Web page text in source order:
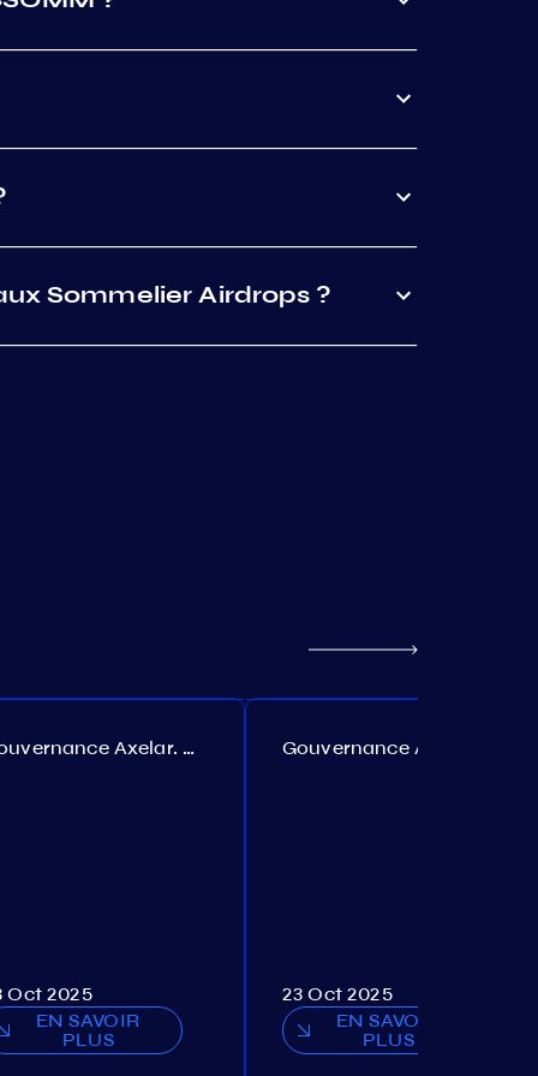
Sommelier Airdrops ?
Gouvernance Axelar. Proposition №385
Oct 2025
EN SAVOIR
PLUS
23 Oct 2025
EN SAVOIR
PLUS